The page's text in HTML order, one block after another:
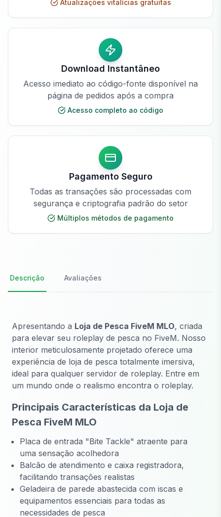
Atualizações vitalícias gratuitas
Download Instantâneo
Acesso imediato ao código-fonte disponível na
página de pedidos após a compra
Acesso completo ao código
Pagamento Seguro
Todas as transações são processadas com
segurança e criptografia padrão do setor
Múltiplos métodos de pagamento
Descrição Avaliações
Apresentando a Loja de Pesca FiveM MLO, criada
para elevar seu roleplay de pesca no FiveM. Nosso
interior meticulosamente projetado oferece uma
experiência de loja de pesca totalmente imersiva,
ideal para qualquer servidor de roleplay. Entre em
um mundo onde o realismo encontra o roleplay.
Principais Características da Loja de
Pesca FiveM MLO
Placa de entrada "Bite Tackle" atraente para
uma sensação acolhedora
Balcão de atendimento e caixa registradora,
facilitando transações realistas
Geladeira de parede abastecida com iscas e
equipamentos essenciais para todas as
necessidades de pesca